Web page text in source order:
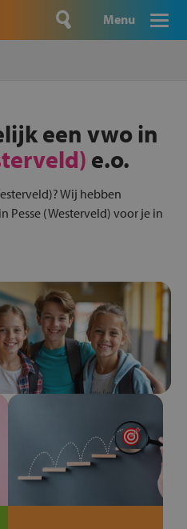
Menu
een vwo in
e.o.
Wij hebben
Pesse (Westerveld) voor je in